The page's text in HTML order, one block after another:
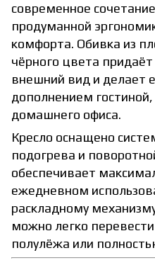
современное
продуманной
комфорта. Обивка из
чёрного цвета придаёт
внешний вид и делает
дополнением
домашнего офиса.
Кресло оснащено
подогрева и
обеспечивает
ежедневном
раскладному
можно легко
полулёжа или